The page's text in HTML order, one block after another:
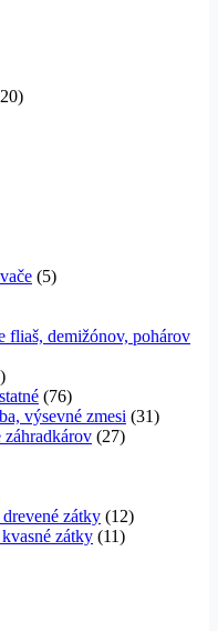
(5)
fliaš, demižónov, pohárov
(76)
výsevné zmesi (31)
záhradkárov (27)
zátky (12)
zátky (11)